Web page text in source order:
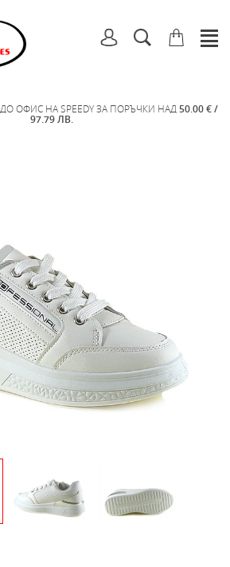
ДО ОФИС НА SPEEDY ЗА ПОРЪЧКИ НАД 50.00 € /
97.79 ЛВ.